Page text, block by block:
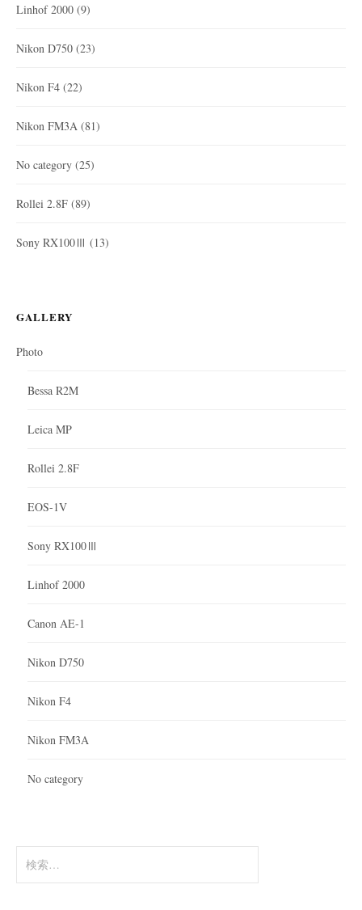
Linhof 2000 (9)
Nikon D750 (23)
Nikon F4 (22)
Nikon FM3A (81)
No category (25)
Rollei 2.8F (89)
Sony RX100Ⅲ (13)
GALLERY
Photo
Bessa R2M
Leica MP
Rollei 2.8F
EOS-1V
Sony RX100Ⅲ
Linhof 2000
Canon AE-1
Nikon D750
Nikon F4
Nikon FM3A
No category
索: